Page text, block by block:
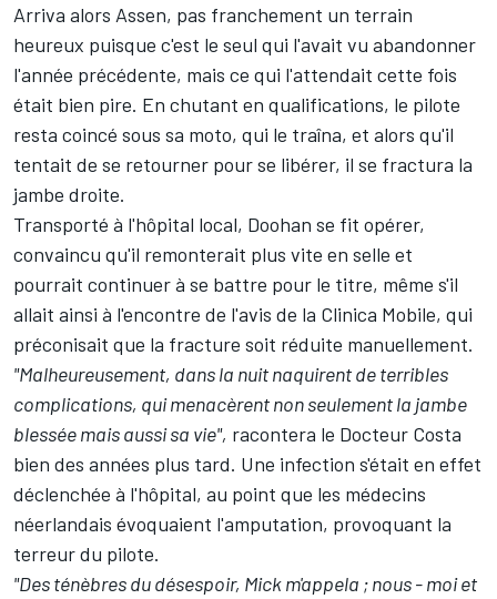
Arriva alors Assen, pas franchement un terrain
heureux puisque c'est le seul qui l'avait vu abandonner
l'année précédente, mais ce qui l'attendait cette fois
était bien pire. En chutant en qualifications, le pilote
resta coincé sous sa moto, qui le traîna, et alors qu'il
tentait de se retourner pour se libérer, il se fractura la
jambe droite.
Transporté à l'hôpital local, Doohan se fit opérer,
convaincu qu'il remonterait plus vite en selle et
pourrait continuer à se battre pour le titre, même s'il
allait ainsi à l'encontre de l'avis de la Clinica Mobile, qui
préconisait que la fracture soit réduite manuellement.
"Malheureusement, dans la nuit naquirent de terribles
complications, qui menacèrent non seulement la jambe
blessée mais aussi sa vie", racontera le Docteur Costa
bien des années plus tard. Une infection s'était en effet
déclenchée à l'hôpital, au point que les médecins
néerlandais évoquaient l'amputation, provoquant la
terreur du pilote.
"Des ténèbres du désespoir, Mick m'appela ; nous - moi et